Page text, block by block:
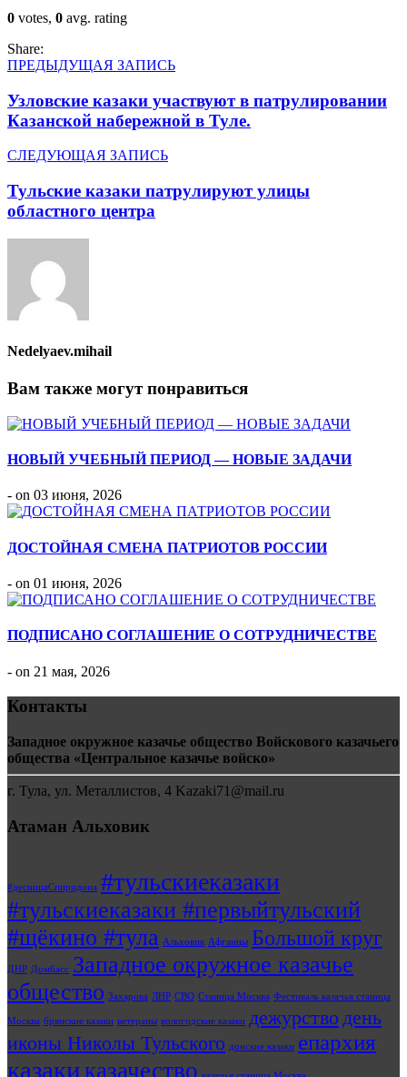
0 votes, 0 avg. rating
Share:
ПРЕДЫДУЩАЯ ЗАПИСЬ
Узловские казаки участвуют в патрулировании
Казанской набережной в Туле.
СЛЕДУЮЩАЯ ЗАПИСЬ
Тульские казаки патрулируют улицы
областного центра
Nedelyaev.mihail
Вам также могут понравиться
НОВЫЙ УЧЕБНЫЙ ПЕРИОД — НОВЫЕ ЗАДАЧИ
- on 03 июня, 2026
ДОСТОЙНАЯ СМЕНА ПАТРИОТОВ РОССИИ
- on 01 июня, 2026
ПОДПИСАНО СОГЛАШЕНИЕ О СОТРУДНИЧЕСТВЕ
- on 21 мая, 2026
Контакты
Западное окружное казачье общество Войскового казачьего
общества «Центральное казачье войско»
г. Тула, ул. Металлистов, 4 Kazaki71@mail.ru
Атаман Альховик
#десницаСпиридона #тульскиеказаки
#тульскиеказаки #первыйтульский
#щёкино #тула Альховик Афганцы Большой круг
ДНР Домбасс Западное окружное казачье
общество Захарова ЛНР СВО Станица Москва Фестиваль казачья станица
Москва брянские казаки ветераны вологодские казаки дежурство день
иконы Николы Тульского донские казаки епархия
казакиказачество